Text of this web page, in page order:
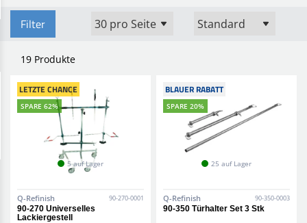
BLOG
Filter
19 Produkte
LETZTE CHANCE
SPARE 62%
5 auf Lager
Q-Refinish 90-270-0001
90-270 Universelles
Lackiergestell
BLAUER RABATT
SPARE 20%
25 auf Lager
Q-Refinish 90-350-0003
90-350 Türhalter Set 3 Stk